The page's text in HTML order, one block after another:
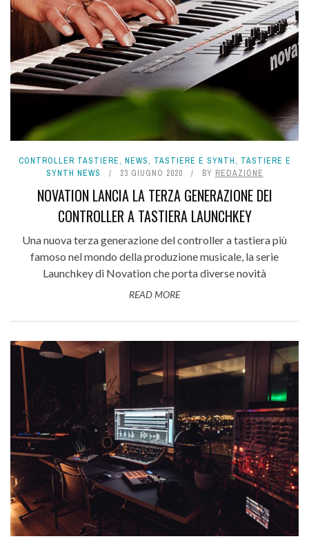
CONTROLLER TASTIERE, NEWS, TASTIERE E SYNTH, TASTIERE E
SYNTH NEWS
23 GIUGNO 2020 BY REDAZIONE
NOVATION LANCIA LA TERZA GENERAZIONE DEI
CONTROLLER A TASTIERA LAUNCHKEY
Una nuova terza generazione del controller a tastiera più
famoso nel mondo della produzione musicale, la serie
Launchkey di Novation che porta diverse novità
READ MORE